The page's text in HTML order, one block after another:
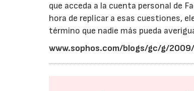
que acceda a la cuenta personal de
hora de replicar a esas cuestiones,
término que nadie más pueda
www.sophos.com/blogs/gc/g/